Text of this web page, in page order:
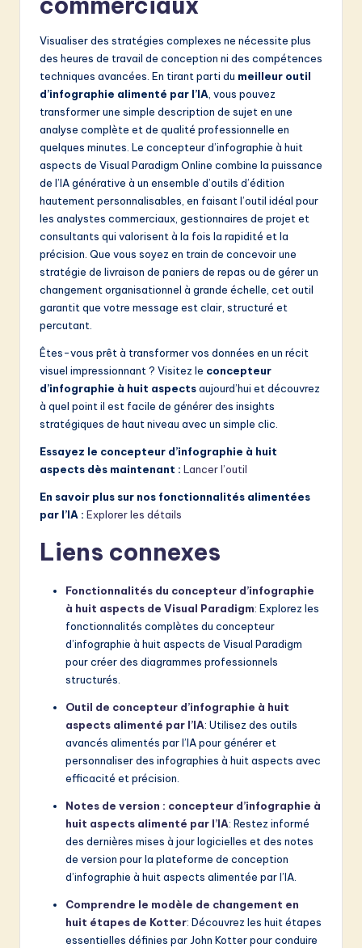
Visualiser des stratégies complexes ne nécessite plus
des heures de travail de conception ni des compétences
techniques avancées. En tirant parti du meilleur outil
d’infographie alimenté par l’IA , vous pouvez
transformer une simple description de sujet en une
analyse complète et de qualité professionnelle en
quelques minutes. Le concepteur d’infographie à huit
aspects de Visual Paradigm Online combine la puissance
de l’IA générative à un ensemble d’outils d’édition
hautement personnalisables, en faisant l’outil idéal pour
les analystes commerciaux, gestionnaires de projet et
consultants qui valorisent à la fois la rapidité et la
précision. Que vous soyez en train de concevoir une
stratégie de livraison de paniers de repas ou de gérer un
changement organisationnel à grande échelle, cet outil
garantit que votre message est clair, structuré et
percutant.
Êtes-vous prêt à transformer vos données en un récit
visuel impressionnant ? Visitez le concepteur
d’infographie à huit aspectsaujourd’hui et découvrez
à quel point il est facile de générer des insights
stratégiques de haut niveau avec un simple clic.
Essayez le concepteur d’infographie à huit
aspects dès maintenant : Lancer l’outil
En savoir plus sur nos fonctionnalités alimentées
par l’IA : Explorer les détails
Liens connexes
Fonctionnalités du concepteur d’infographie
à huit aspects de Visual Paradigm: Explorez les
fonctionnalités complètes du concepteur
d’infographie à huit aspects de Visual Paradigm
pour créer des diagrammes professionnels
structurés.
Outil de concepteur d’infographie à huit
aspects alimenté par l’IA: Utilisez des outils
avancés alimentés par l’IA pour générer et
personnaliser des infographies à huit aspects avec
efficacité et précision.
Notes de version : concepteur d’infographie à
huit aspects alimenté par l’IA: Restez informé
des dernières mises à jour logicielles et des notes
de version pour la plateforme de conception
d’infographie à huit aspects alimentée par l’IA.
Comprendre le modèle de changement en
huit étapes de Kotter: Découvrez les huit étapes
essentielles définies par John Kotter pour conduire